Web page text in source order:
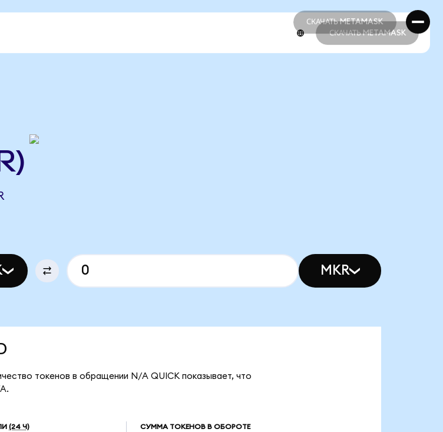
СКАЧАТЬ METAMASK
СКАЧАТЬ METAMASK
СКАЧАТЬ METAMASK
MKR
токенов в обращении N/A QUICK показывает, что
(24 Ч) СУММА ТОКЕНОВ В ОБОРОТЕ